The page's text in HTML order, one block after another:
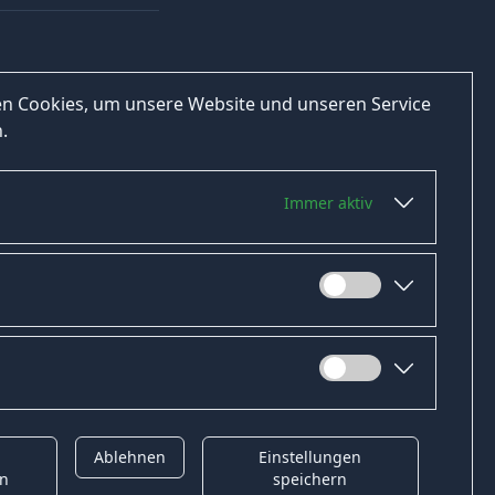
Cookies, um unsere Website und unseren Service
Immer aktiv
Ablehnen
Einstellungen
speichern
Gender-Hinweis